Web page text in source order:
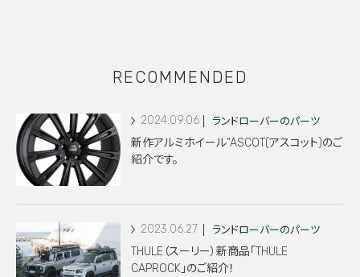
RECOMMENDED
2024.09.06 ランドローバーのパーツ
新作アルミホイール”ASCOT(アスコット)のご
紹介です。
2023.06.27 ランドローバーのパーツ
THULE（スーリー）新商品「THULE
CAPROCK」のご紹介！